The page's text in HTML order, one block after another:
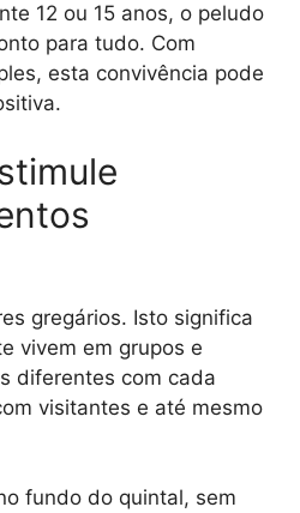
12 ou 15 anos, o peludo
para tudo. Com
esta convivência pode
gregários. Isto significa
vivem em grupos e
diferentes com cada
visitantes e até mesmo
fundo do quintal, sem